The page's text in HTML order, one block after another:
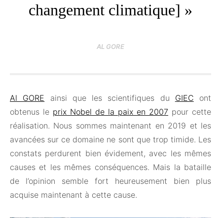
changement climatique] »
AL GORE
Al GORE ainsi que les scientifiques du GIEC ont
obtenus le prix Nobel de la paix en 2007 pour cette
réalisation. Nous sommes maintenant en 2019 et les
avancées sur ce domaine ne sont que trop timide. Les
constats perdurent bien évidement, avec les mêmes
causes et les mêmes conséquences. Mais la bataille
de l’opinion semble fort heureusement bien plus
acquise maintenant à cette cause.